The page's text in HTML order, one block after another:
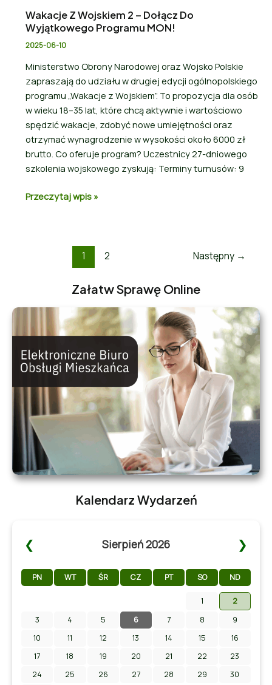
Wakacje Z Wojskiem 2 – Dołącz Do
Wyjątkowego Programu MON!
2025-06-10
Ministerstwo Obrony Narodowej oraz Wojsko Polskie
zapraszają do udziału w drugiej edycji ogólnopolskiego
programu „Wakacje z Wojskiem”. To propozycja dla osób
w wieku 18–35 lat, które chcą aktywnie i wartościowo
spędzić wakacje, zdobyć nowe umiejętności oraz
otrzymać wynagrodzenie w wysokości około 6000 zł
brutto. Co oferuje program? Uczestnicy 27-dniowego
szkolenia wojskowego zyskują: Terminy turnusów: 9
Przeczytaj wpis »
1 2 Następny →
Załatw Sprawę Online
Kalendarz Wydarzeń
❮ Sierpień 2026 ❯
PN WT ŚR CZ PT SO ND
1 2
Zapraszamy na Letni Pokaz Filmowy na stadionie w
3 4 5 6 7 8
9
10
11 12 13 14 15
16
17
18 19 20 21 22
23
24
25 26 27 28 29 30